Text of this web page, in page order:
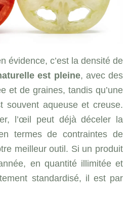
évidence, c’est la densité de
est pleine, avec des
et de graines, tandis qu’une
souvent aqueuse et creuse.
l’œil peut déjà déceler la
termes de contraintes de
meilleur outil. Si un produit
en quantité illimitée et
standardisé, il est par